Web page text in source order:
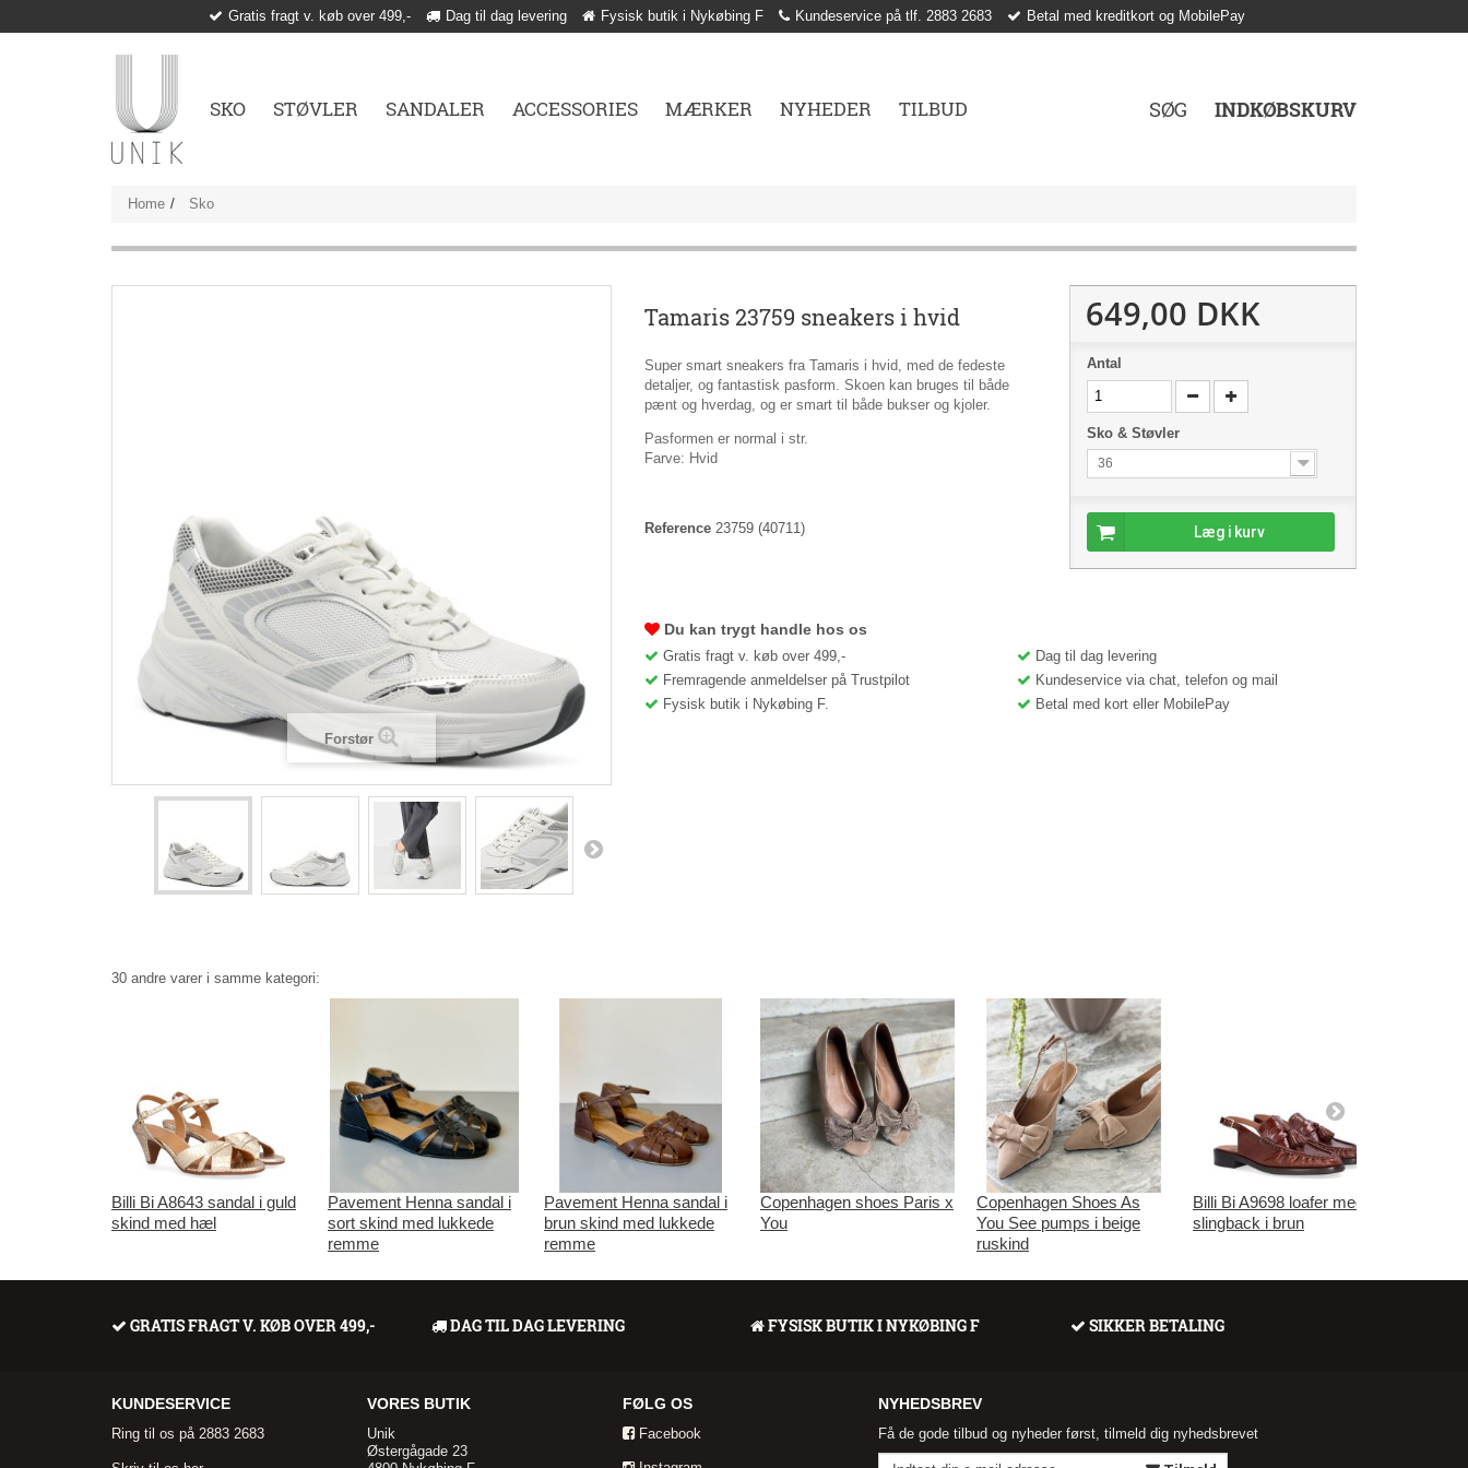
Gratis fragt v. køb over 499,- Dag til dag levering Fysisk butik i Nykøbing F Kundeservice på tlf. 2883 2683 Betal med kreditkort og MobilePay
SKO STØVLER SANDALER ACCESSORIES MÆRKER NYHEDER TILBUD SØG INDKØBSKURV
Home Sko
Forstør
Tamaris 23759 sneakers i hvid
Super smart sneakers fra Tamaris i hvid, med de fedeste
detaljer, og fantastisk pasform. Skoen kan bruges til både
pænt og hverdag, og er smart til både bukser og kjoler.
Pasformen er normal i str.
Farve: Hvid
Reference 23759 (40711)
649,00 DKK
Antal
Sko & Støvler
36
Læg i kurv
Du kan trygt handle hos os
Gratis fragt v. køb over 499,-
Fremragende anmeldelser på Trustpilot
Fysisk butik i Nykøbing F.
Dag til dag levering
Kundeservice via chat, telefon og mail
Betal med kort eller MobilePay
30 andre varer i samme kategori:
Billi Bi A8643 sandal i guld
skind med hæl
Pavement Henna sandal i
sort skind med lukkede
remme
Pavement Henna sandal i
brun skind med lukkede
remme
Copenhagen shoes Paris x
You
Copenhagen Shoes As
You See pumps i beige
ruskind
Billi Bi A9698 loafer med
slingback i brun
GRATIS FRAGT V. KØB OVER 499,- DAG TIL DAG LEVERING FYSISK BUTIK I NYKØBING F SIKKER BETALING
KUNDESERVICE
Ring til os på 2883 2683
VORES BUTIK
Unik
Østergågade 23
FØLG OS
Facebook
NYHEDSBREV
Få de gode tilbud og nyheder først, tilmeld dig nyhedsbrevet